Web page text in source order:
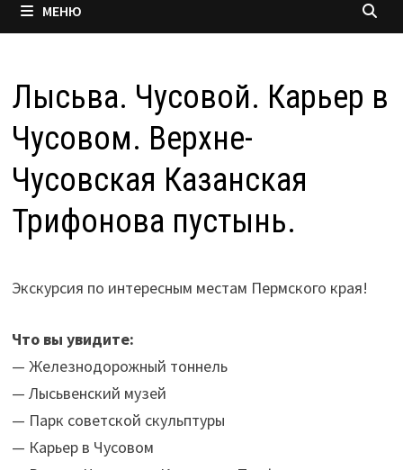
МЕНЮ
Лысьва. Чусовой. Карьер в
Чусовом. Верхне-
Чусовская Казанская
Трифонова пустынь.
Экскурсия по интересным местам Пермского края!
Что вы увидите:
— Железнодорожный тоннель
— Лысьвенский музей
— Парк советской скульптуры
— Карьер в Чусовом